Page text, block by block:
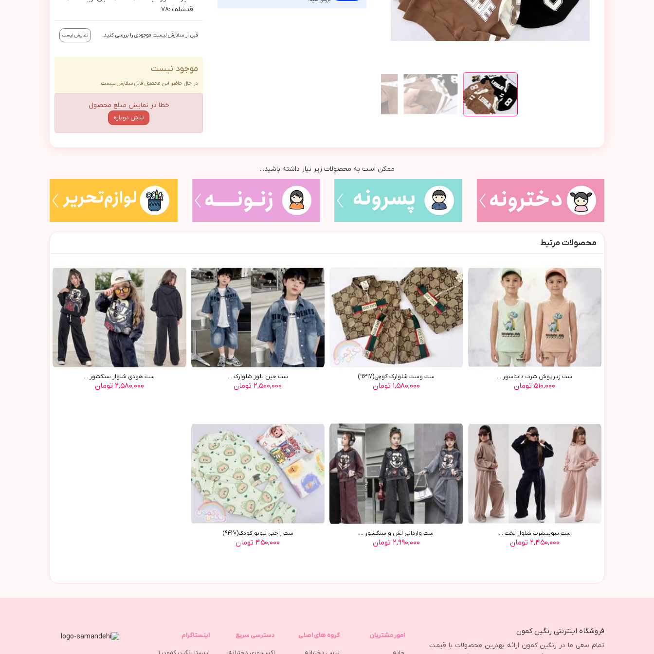
قدشلوار:٧٨
سايز٦٠: دورسينه:٨٤/قد:٥٨/استين ازيقه:٦٠/
قدشلوار:٨٨
قبل از سفارش لیست موجودی را بررسی کنید. نمایش لیست
موجود نیست
در حال حاضر این محصول قابل سفارش نیست.
خطا در نمایش مبلغ محصول
تلاش دوباره
ممکن است به محصولات زیر نیاز داشته باشید...
محصولات مرتبط
ست زیرپوش شرت دایناسور ...
۵۱۰,۰۰۰ تومان
ست وست شلوارک گوچی(9697)
۱,۵۸۰,۰۰۰ تومان
ست جین بلوز شلوارک ...
۲,۵۰۰,۰۰۰ تومان
ست هودي شلوار سنگشور ...
۲,۵۸۰,۰۰۰ تومان
ست سوييشرت شلوار لخت ...
۲,۴۵۰,۰۰۰ تومان
ست وارداتي لش و سنگشور ...
۲,۹۹۰,۰۰۰ تومان
ست راحتي لبوبو کودک(9420)
۴۵۰,۰۰۰ تومان
فروشگاه اینترنتی رنگین کمون
تمام سعی ما در رنگین کمون ارائه بهترین محصولات با قیمت
امور مشتریان گروه های اصلی دسترسی سریع اینستاگرام